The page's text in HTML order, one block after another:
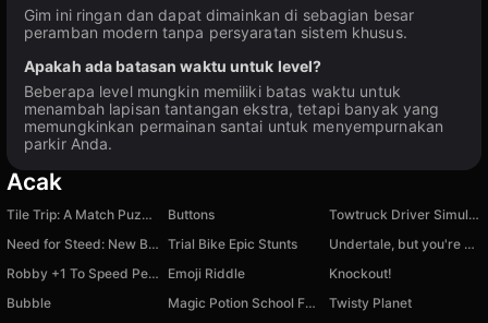
Gim ini ringan dan dapat dimainkan di sebagian besar
peramban modern tanpa persyaratan sistem khusus.
Apakah ada batasan waktu untuk level?
Beberapa level mungkin memiliki batas waktu untuk
menambah lapisan tantangan ekstra, tetapi banyak yang
memungkinkan permainan santai untuk menyempurnakan
parkir Anda.
Acak
Tile Trip: A Match Puzzle Game Buttons
Towtruck Driver Simulator
Need for Steed: New Beginning Trial Bike Epic Stunts
Undertale, but you're Sans
Robby +1 To Speed Per Click
Emoji Riddle
Knockout!
Bubble
Magic Potion School For Witch
Twisty Planet